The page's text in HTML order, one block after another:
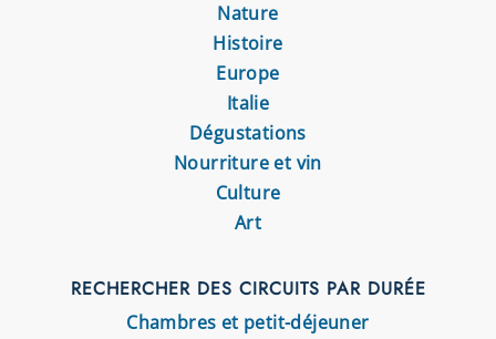
Nature
Histoire
Europe
Italie
Dégustations
Nourriture et vin
Culture
Art
RECHERCHER DES CIRCUITS PAR DURÉE
Chambres et petit-déjeuner